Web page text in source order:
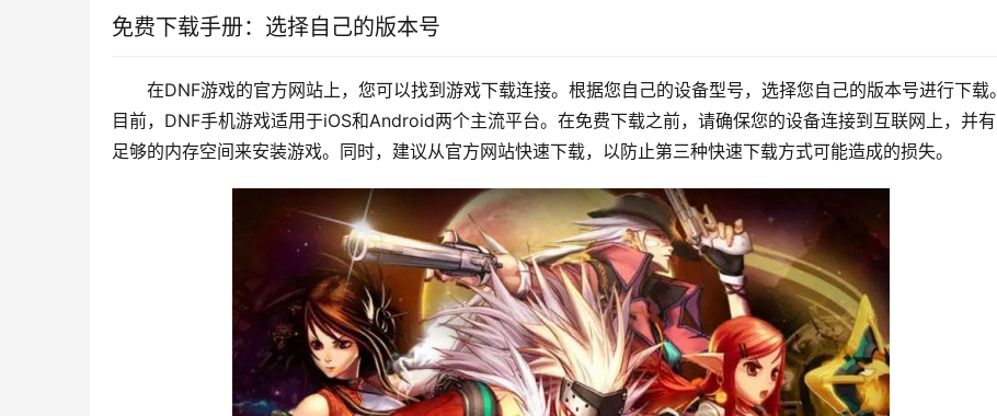
免费下载手册：选择自己的版本号
在DNF游戏的官方网站上，您可以找到游戏下载连接。根据您自己的设备型号，选择您自己的版本号进行下载。
目前，DNF手机游戏适用于iOS和Android两个主流平台。在免费下载之前，请确保您的设备连接到互联网上，并有
足够的内存空间来安装游戏。同时，建议从官方网站快速下载，以防止第三种快速下载方式可能造成的损失。